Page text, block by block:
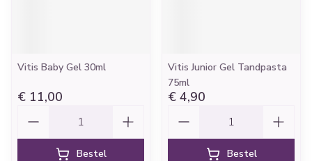
Vitis Baby Gel 30ml
€ 11,00
Bestel
Vitis Junior Gel Tandpasta
75ml
€ 4,90
Bestel